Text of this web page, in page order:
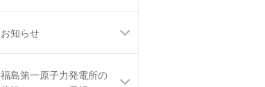
お知らせ
福島第一原子力発電所の